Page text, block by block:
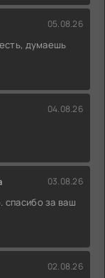
05.08.26
думаешь
04.08.26
03.08.26
спасибо за ваш
02.08.26